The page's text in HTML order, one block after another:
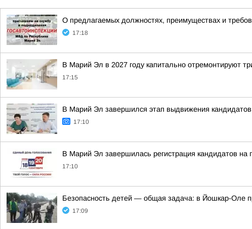
О предлагаемых должностях, преимуществах и
17:18
В Марий Эл в 2027 году капитально отремонтируют
17:15
В Марий Эл завершился этап выдвижения
17:10
В Марий Эл завершилась регистрация кандидатов
17:10
Безопасность детей — общая задача: в Йошкар-Оле
17:09